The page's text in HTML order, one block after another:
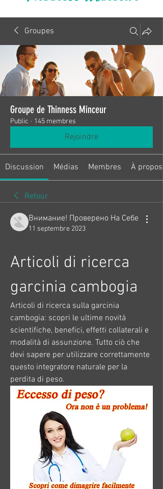
Groupes
Groupe de Thinness Minceur
Public · 145 membres
Rejoindre
Discussion Médias Membres À propos
Retour
Внимание! Проверено На Себе
11 septembre 2023
Articoli di ricerca
garcinia cambogia
Articoli di ricerca sulla garcinia
cambogia: scopri le ultime novità
scientifiche, benefici, effetti collaterali e
modalità di assunzione. Tutto ciò che
devi sapere per utilizzare correttamente
questo integratore naturale per la
perdita di peso.